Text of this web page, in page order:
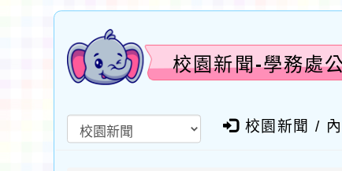
校園新聞-學務處
校園新聞 /